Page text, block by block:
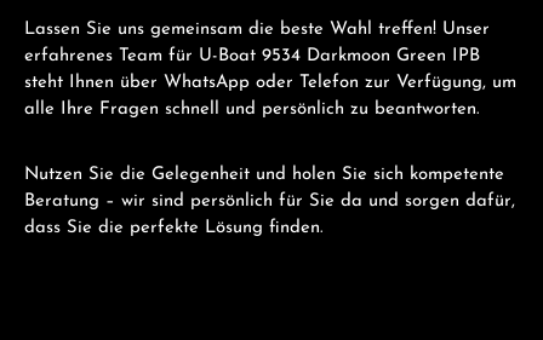
Lassen Sie uns gemeinsam die beste Wahl treffen! Unser
erfahrenes Team für U-Boat 9534 Darkmoon Green IPB
steht Ihnen über WhatsApp oder Telefon zur Verfügung, um
alle Ihre Fragen schnell und persönlich zu beantworten.
Nutzen Sie die Gelegenheit und holen Sie sich kompetente
Beratung – wir sind persönlich für Sie da und sorgen dafür,
dass Sie die perfekte Lösung finden.